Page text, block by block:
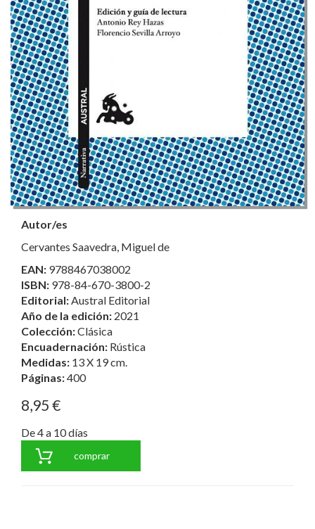
Autor/es
Cervantes Saavedra, Miguel de
EAN: 9788467038002
ISBN: 978-84-670-3800-2
Editorial: Austral Editorial
Año de la edición: 2021
Colección:Clásica
Encuadernación: Rústica
Medidas: 13 X 19 cm.
Páginas:400
8,95 €
De 4 a 10 días
comprar